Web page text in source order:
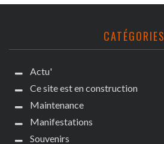
CATÉGORIES
Actu'
Ce site est en construction
Maintenance
Manifestations
Souvenirs